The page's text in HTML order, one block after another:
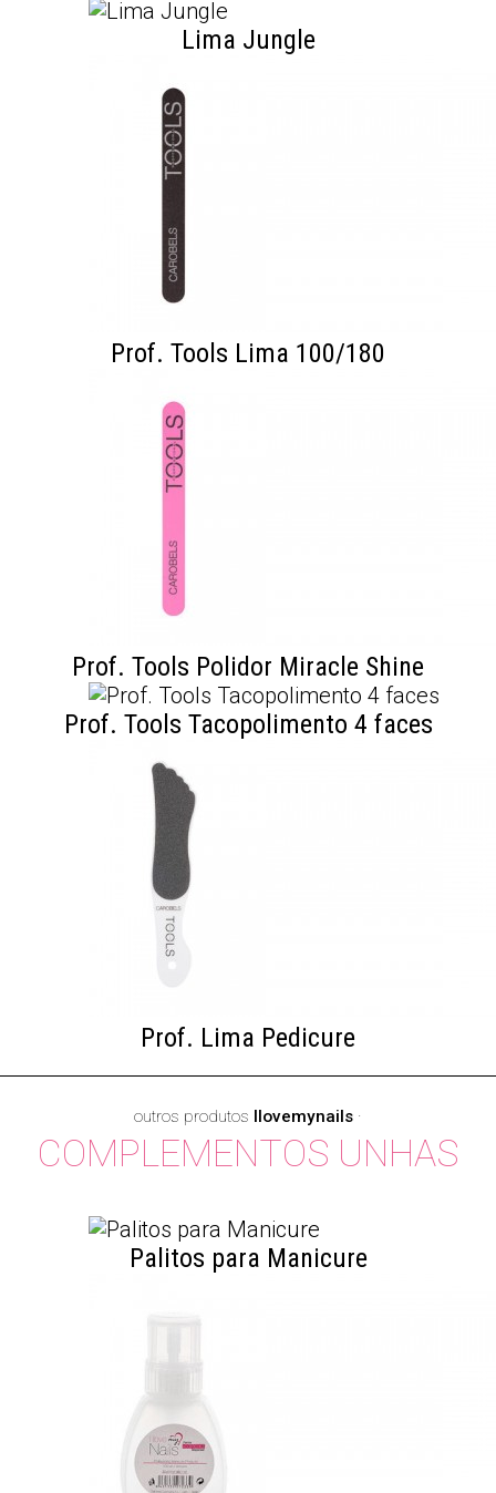
Lima Jungle
Prof. Tools Lima 100/180
Prof. Tools Polidor Miracle Shine
Prof. Tools Tacopolimento 4 faces
Prof. Lima Pedicure
outros produtos Ilovemynails ·
COMPLEMENTOS UNHAS
Palitos para Manicure